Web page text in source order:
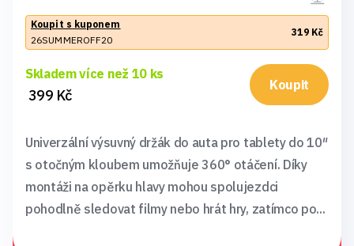
Koupit s kuponem
26SUMMEROFF20
319 Kč
Skladem více než 10 ks
399 Kč
Koupit
Univerzální výsuvný držák do auta pro tablety do 10″
s otočným kloubem umožňuje 360° otáčení. Díky
montáži na opěrku hlavy mohou spolujezdci
pohodlně sledovat filmy nebo hrát hry, zatímco po...